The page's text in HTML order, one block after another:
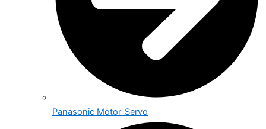
Panasonic Motor-Servo